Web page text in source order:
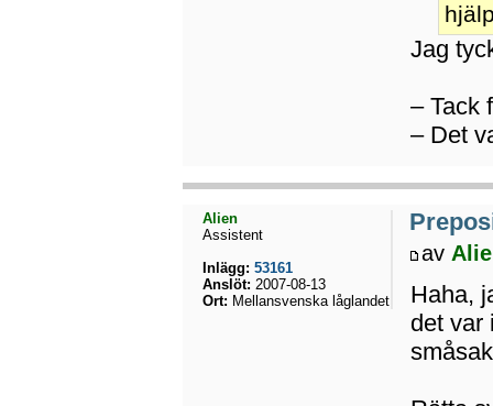
Jag
– Tack
– Det
av
Haha,
det var
Alien
Assistent
Inlägg: 53161
Anslöt: 2007-08-13
Ort: Mellansvenska låglandet